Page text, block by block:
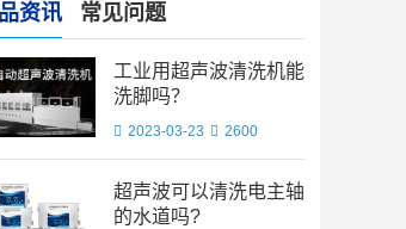
资讯 常见问题
工业用超声波清洗机能
洗脚吗？
2023-03-23 2600
超声波可以清洗电主轴
的水道吗?